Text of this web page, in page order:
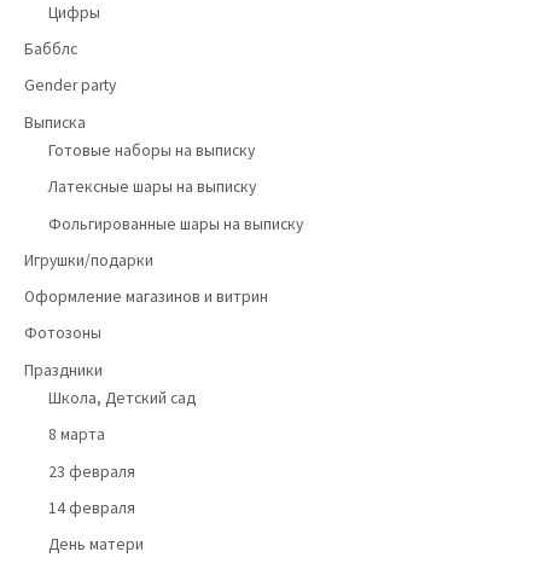
Цифры
Бабблс
Gender party
Выписка
Готовые наборы на выписку
Латексные шары на выписку
Фольгированные шары на выписку
Игрушки/подарки
Оформление магазинов и витрин
Фотозоны
Праздники
Школа, Детский сад
8 марта
23 февраля
14 февраля
День матери